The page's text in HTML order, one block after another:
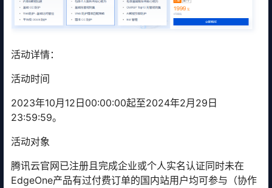
活动详情：
活动时间
2023年10月12日00:00:00起至2024年2月29日
23:59:59。
活动对象
腾讯云官网已注册且完成企业或个人实名认证同时未在
EdgeOne产品有过付费订单的国内站用户均可参与（协作